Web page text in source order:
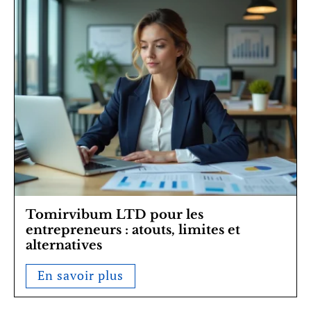
Tomirvibum LTD pour les
entrepreneurs : atouts, limites et
alternatives
En savoir plus